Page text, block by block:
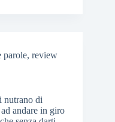
parole, review
nutrano di
andare in giro